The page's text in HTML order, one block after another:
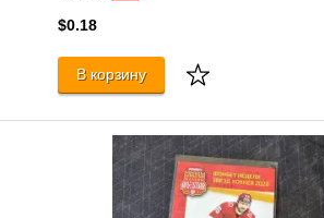
$0.18
В корзину